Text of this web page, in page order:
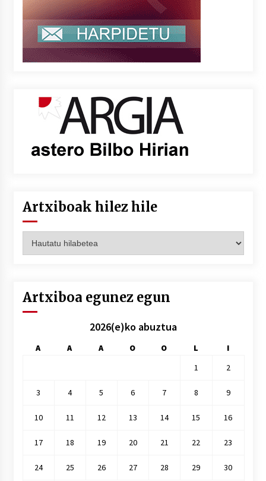
Artxiboak hilez hile
hilez
Artxiboa egunez egun
2026(e)ko abuztua
A A A O O L
I
1
2
3 4 5 6 7 8 9
10 11 12 13 14 15 16
17 18 19 20 21 22 23
24 25 26 27 28 29 30